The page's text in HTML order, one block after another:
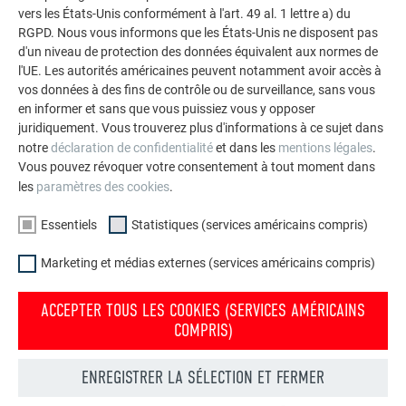
VOIR DAVANTAGE DE RÉFÉRENCES
vers les États-Unis conformément à l'art. 49 al. 1 lettre a) du
RGPD. Nous vous informons que les États-Unis ne disposent pas
d'un niveau de protection des données équivalent aux normes de
l'UE. Les autorités américaines peuvent notamment avoir accès à
vos données à des fins de contrôle ou de surveillance, sans vous
en informer et sans que vous puissiez vous y opposer
juridiquement. Vous trouverez plus d'informations à ce sujet dans
notredéclaration de confidentialitéet dans les mentions légales.
Vous pouvez révoquer votre consentement à tout moment dans
les paramètres des cookies.
Essentiels Statistiques (services américains compris)
Marketing et médias externes (services américains compris)
ACCEPTER TOUS LES COOKIES (SERVICES AMÉRICAINS
COMPRIS)
ENREGISTRER LA SÉLECTION ET FERMER